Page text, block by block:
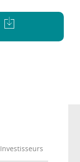
Investisseurs